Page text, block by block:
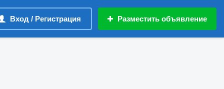
Вход / Регистрация Разместить объявление